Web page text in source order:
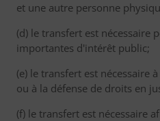
et une autre personne
(d) le transfert est nécessaire
importantes d'intérêt public;
(e) le transfert est nécessaire
ou à la défense de droits en
(f) le transfert est nécessaire